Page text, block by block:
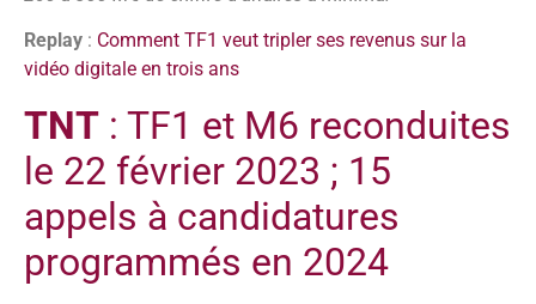
Replay : Comment TF1 veut tripler ses revenus sur la
vidéo digitale en trois ans
TNT : TF1 et M6 reconduites
le 22 février 2023 ; 15
appels à candidatures
programmés en 2024